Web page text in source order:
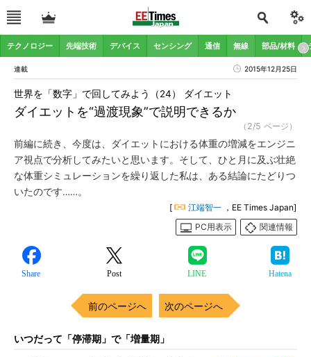
テクノロジー 先端技術 デバイス センシング 通信 無線 部品/材料
連載 2015年12月25日
ダイエットを“過渡現象”で説明できるか
世界を「数字」で回してみよう（24） ダイエット
（2/5 ページ）
前編に続き、今度は、ダイエットにおける体重の増減をエンジニ
ア視点で分析してみたいと思います。そして、ひと月に及ぶ壮絶
な体重シミュレーションを繰り返した私は、ある結論にたどりつ
いたのです……。
[ 江端智一 ，EE Times Japan]
PC用表示
関連情報
Share Post LINE Hatena
前のページへ 次のページへ
いつだって「停滞期」で「増量期」